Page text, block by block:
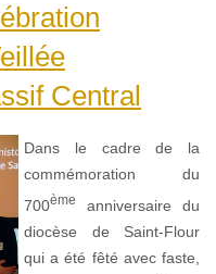
Central
Dans le cadre de la
commémoration du
700ème
anniversaire du
diocèse de Saint-Flour
qui a été fêté avec faste,